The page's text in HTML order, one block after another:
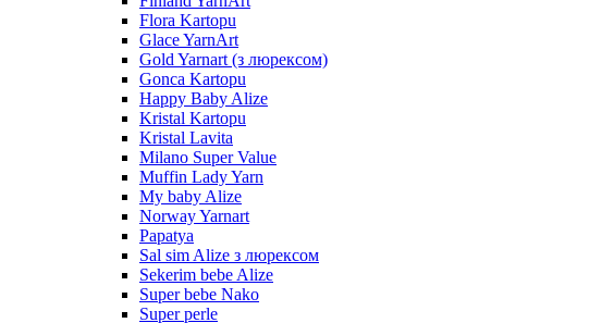
Flora Kartopu
Glace YarnArt
Gold Yarnart (з люрексом)
Gonca Kartopu
Happy Baby Alize
Kristal Kartopu
Kristal Lavita
Milano Super Value
Muffin Lady Yarn
My baby Alize
Norway Yarnart
Papatya
Sal sim Alize з люрексом
Sekerim bebe Alize
Super bebe Nako
Super perle